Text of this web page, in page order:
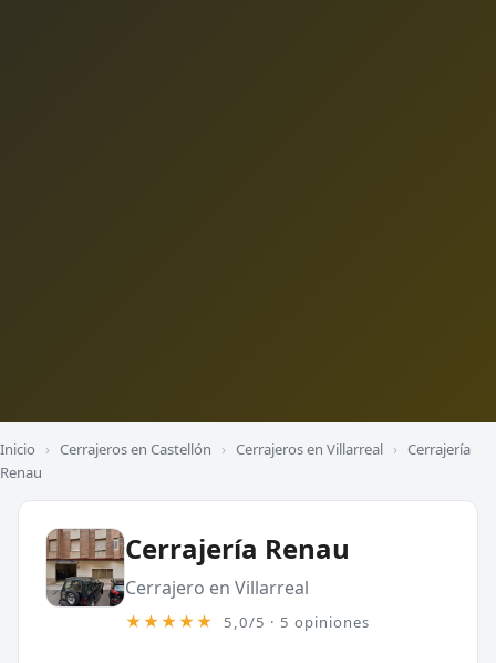
Inicio › Cerrajeros en Castellón › Cerrajeros en Villarreal › Cerrajería
Renau
Cerrajería Renau
Cerrajero en Villarreal
★★★★★ 5,0/5 · 5 opiniones